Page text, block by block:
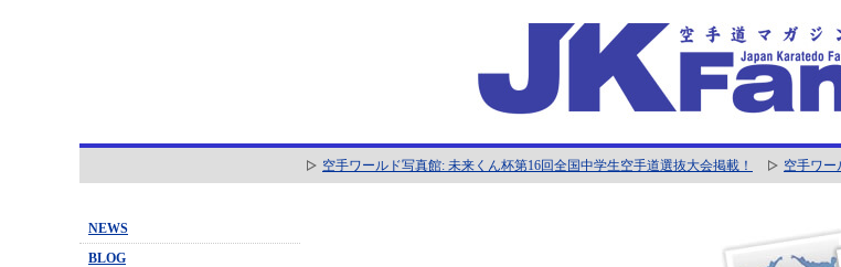
空手ワールド写真館: 未来くん杯第16回全国中学生空手道選抜大会掲載！ 空手ワー
NEWS
BLOG